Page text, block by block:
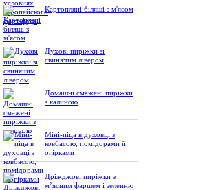
Картопляні біляші з м'ясом
Духові пиріжки зі
свинячим лівером
Домашні смажені пиріжки
з калиною
Міні-піца в духовці з
ковбасою, помідорами й
огірками
Дріжджові пиріжки з
м’ясним фаршем і зеленню